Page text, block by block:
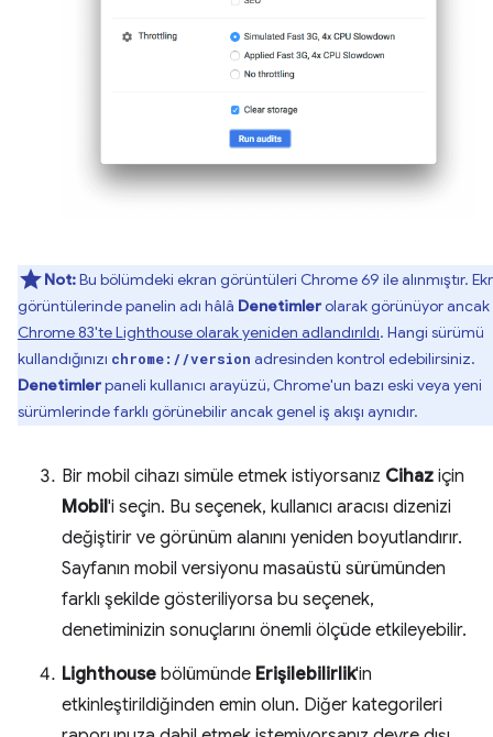
Not:Bu bölümdeki ekran görüntüleri Chrome 69 ile alınmıştır.
görüntülerinde panelin adı hâlâ Denetimlerolarak görünüyor ancak
Chrome 83'te Lighthouse olarak yeniden adlandırıldı. Hangi sürümü
kullandığınızı chrome://version adresinden kontrol edebilirsiniz.
Denetimlerpaneli kullanıcı arayüzü, Chrome'un bazı eski veya yeni
sürümlerinde farklı görünebilir ancak genel iş akışı aynıdır.
Bir mobil cihazı simüle etmek istiyorsanız Cihaz için
Mobil'i seçin. Bu seçenek, kullanıcı aracısı dizenizi
değiştirir ve görünüm alanını yeniden boyutlandırır.
Sayfanın mobil versiyonu masaüstü sürümünden
farklı şekilde gösteriliyorsa bu seçenek,
denetiminizin sonuçlarını önemli ölçüde etkileyebilir.
Lighthouse bölümünde Erişilebilirlik'in
etkinleştirildiğinden emin olun. Diğer kategorileri